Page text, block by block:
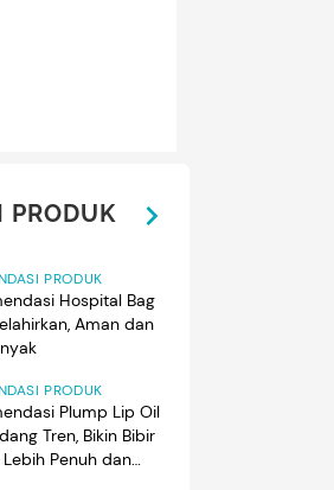
PRODUK
PRODUK
Hospital Bag
Aman dan
PRODUK
Plump Lip Oil
Tren, Bikin Bibir
Penuh dan